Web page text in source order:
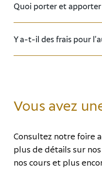
Quoi porter et apporter
Y a-t-il des frais pour
Vous avez
Consultez notre foire
plus de détails sur
nos cours et plus